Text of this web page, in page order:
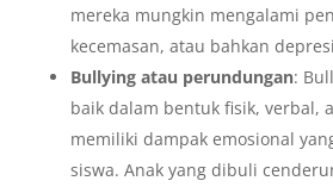
mereka mungkin mengalami
kecemasan, atau bahkan
Bullying atau perundungan:
baik dalam bentuk fisik, verbal,
memiliki dampak emosional
siswa. Anak yang dibuli